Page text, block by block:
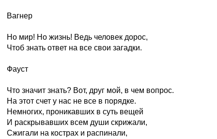
Вагнер
Но мир! Но жизнь! Ведь человек дорос,
Чтоб знать ответ на все свои загадки.
Фауст
Что значит знать? Вот, друг мой, в чем вопрос.
На этот счет у нас не все в порядке.
Немногих, проникавших в суть вещей
И раскрывавших всем души скрижали,
Сжигали на кострах и распинали,